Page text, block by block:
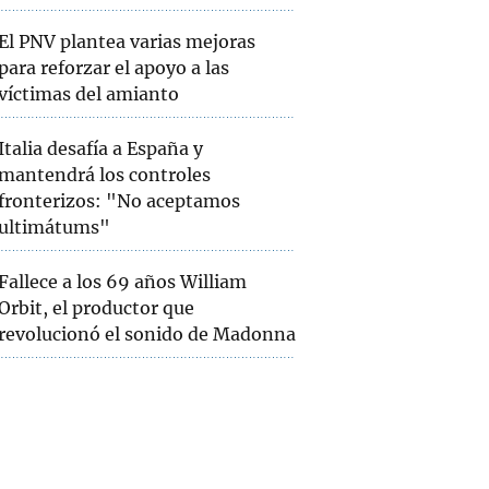
PNV plantea varias mejoras
reforzar el apoyo a las
del amianto
desafía a España y
los controles
"No aceptamos
a los 69 años William
el productor que
el sonido de Madonna